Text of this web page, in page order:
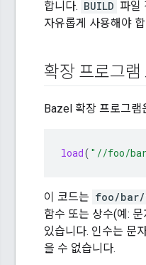
합니다. BUILD 파일
자유롭게 사용해야
확장 프로그램
Bazel 확장 프로그램
load( "//foo/
이 코드는 foo/
함수 또는 상수(예:
있습니다. 인수는 문
을 수 없습니다.